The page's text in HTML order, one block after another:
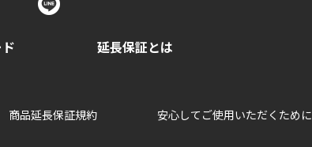
延長保証とは
商品延長保証規約 安心してご使用いただくために